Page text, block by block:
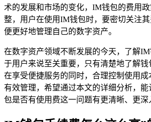
术的发展和市场的变化，IM钱包的费用
整，用户在使用IM钱包时，要密切关注
便更好地管理自己的数字资产。
在数字资产领域不断发展的今天，了解
于用户来说至关重要，只有清楚地了解
在享受便捷服务的同时，合理控制使用
有效管理，希望通过本文的详细分析，
包是否有使用费这一问题有更清晰、更深